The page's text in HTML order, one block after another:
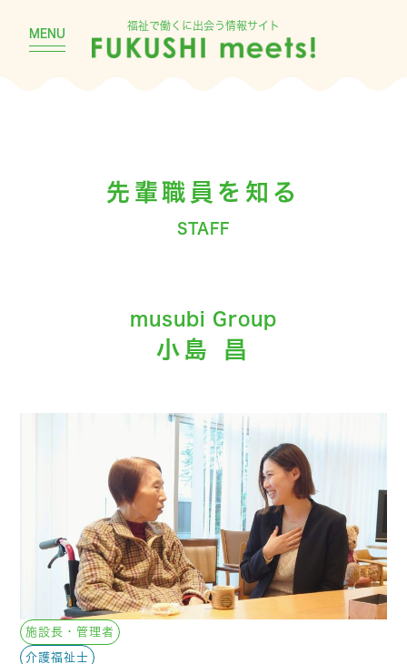
MENU
福祉で働くに出会う情報サイト
先輩職員を知る
STAFF
musubi Group
小島 昌
施設長・管理者
介護福祉士